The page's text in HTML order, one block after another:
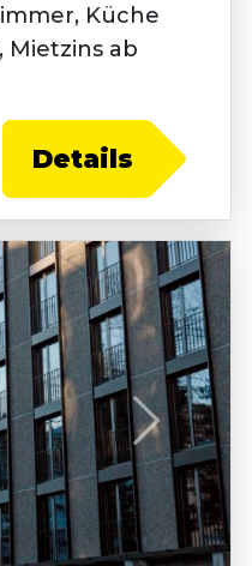
Küche
Mietzins ab
Details